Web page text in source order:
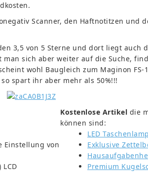
Scanner, den Haftnotitzen und
3,5 von 5 Sterne und dort liegt auch
man sich aber weiter auf die Suche,
wohl Baugleich zum Maginon
spart ihr aber mehr als 50%!!!
Einstellung von
Kostenlose Artikel die
können sind:
LED
Exklusive
Premium